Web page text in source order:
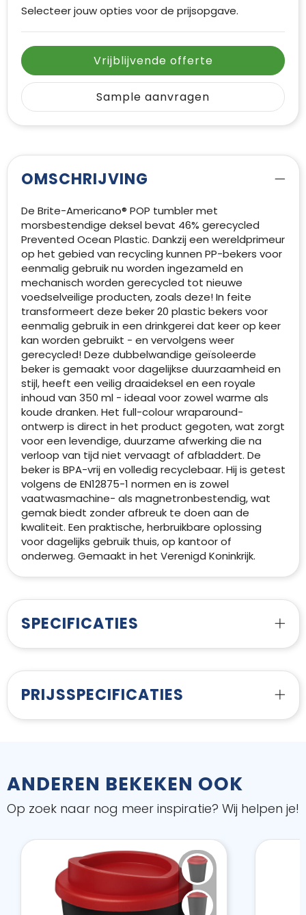
Selecteer jouw opties voor de prijsopgave.
Vrijblijvende offerte
Sample aanvragen
OMSCHRIJVING
De Brite-Americano® POP tumbler met
morsbestendige deksel bevat 46% gerecycled
Prevented Ocean Plastic. Dankzij een wereldprimeur
op het gebied van recycling kunnen PP-bekers voor
eenmalig gebruik nu worden ingezameld en
mechanisch worden gerecycled tot nieuwe
voedselveilige producten, zoals deze! In feite
transformeert deze beker 20 plastic bekers voor
eenmalig gebruik in een drinkgerei dat keer op keer
kan worden gebruikt - en vervolgens weer
gerecycled! Deze dubbelwandige geïsoleerde
beker is gemaakt voor dagelijkse duurzaamheid en
stijl, heeft een veilig draaideksel en een royale
inhoud van 350 ml - ideaal voor zowel warme als
koude dranken. Het full-colour wraparound-
ontwerp is direct in het product gegoten, wat zorgt
voor een levendige, duurzame afwerking die na
verloop van tijd niet vervaagt of afbladdert. De
beker is BPA-vrij en volledig recyclebaar. Hij is getest
volgens de EN12875-1 normen en is zowel
vaatwasmachine- als magnetronbestendig, wat
gemak biedt zonder afbreuk te doen aan de
kwaliteit. Een praktische, herbruikbare oplossing
voor dagelijks gebruik thuis, op kantoor of
onderweg. Gemaakt in het Verenigd Koninkrijk.
SPECIFICATIES
PRIJSSPECIFICATIES
ANDEREN BEKEKEN OOK
Op zoek naar nog meer inspiratie? Wij helpen je!